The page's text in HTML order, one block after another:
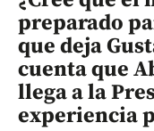
preparado
que deja
cuenta que
llega a la
experiencia